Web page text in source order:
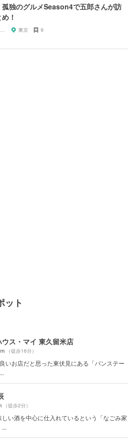
孤独のグルメSeason4で五郎さんが訪
！
東京 9
ット
ス・マイ 東久留米店
（徒歩16分）
いお店だと思った東伏見にある「パンステー
（徒歩2分）
い酒を中心に仕入れているという「なごみ家